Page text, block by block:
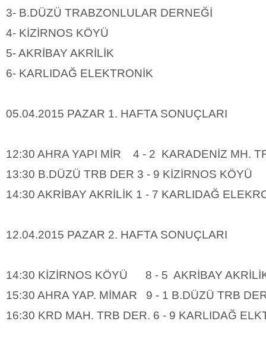
3- B.DÜZÜ TRABZONLULAR DERNEĞİ
4- KİZİRNOS KÖYÜ
5- AKRİBAY AKRİLİK
6- KARLIDAĞ ELEKTRONİK
05.04.2015 PAZAR 1. HAFTA SONUÇLARI
12:30 AHRA YAPI MİR 4 - 2 KARADENİZ MH.
13:30 B.DÜZÜ TRB DER 3 - 9 KİZİRNOS KÖYÜ
14:30 AKRİBAY AKRİLİK 1 - 7 KARLIDAĞ
12.04.2015 PAZAR 2. HAFTA SONUÇLARI
14:30 KİZİRNOS KÖYÜ 8 - 5 AKRİBAY
15:30 AHRA YAP. MİMAR 9 - 1 B.DÜZÜ TRB
16:30 KRD MAH. TRB DER. 6 - 9 KARLIDAĞ